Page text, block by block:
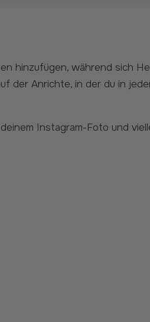
der Anrichte, in der du in